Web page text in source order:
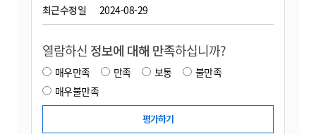
최근수정일 2024-08-29
열람하신 정보에 대해 만족하십니까?
매우만족 만족 보통
불만족
매우불만족